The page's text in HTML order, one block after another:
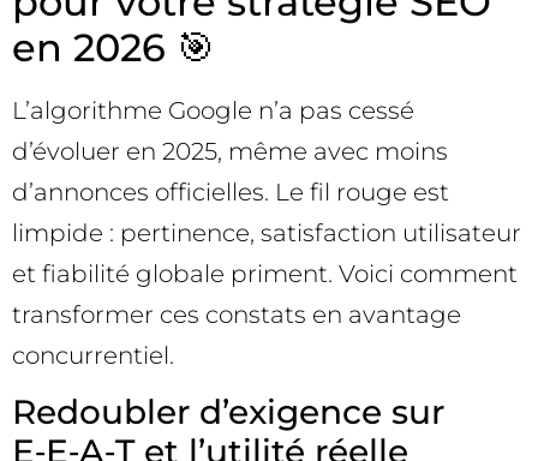
en 2026 🎯
L’algorithme Google n’a pas cessé
d’évoluer en 2025, même avec moins
d’annonces officielles. Le fil rouge est
limpide : pertinence, satisfaction utilisateur
et fiabilité globale priment. Voici comment
transformer ces constats en avantage
concurrentiel.
Redoubler d’exigence sur
E‑E‑A‑T et l’utilité réelle